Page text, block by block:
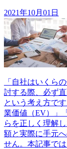
2021年10月01日
「自社はいくら
討する際、必ず
という考え方で
業価値（EV）」
らを正しく理解
額と実際に手元
せん。本記事で